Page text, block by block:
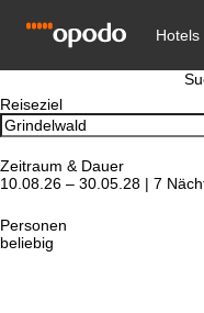
Reiseziel
Zeitraum & Dauer
10.08.26 – 30.05.28 | 7
Personen
beliebig